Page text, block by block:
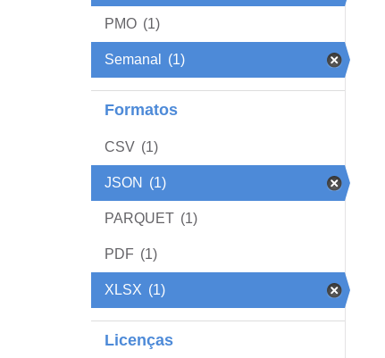
PMO (1)
Semanal (1)
Formatos
CSV (1)
JSON (1)
PARQUET (1)
PDF (1)
XLSX (1)
Licenças